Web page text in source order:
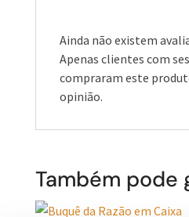
Ainda não existem
Apenas clientes com
compraram este
opinião.
Também pode